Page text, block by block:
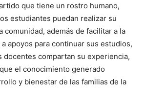
que tiene un rostro humano,
estudiantes puedan realizar su
comunidad, además de facilitar a la
apoyos para continuar sus estudios,
docentes compartan su experiencia,
el conocimiento generado
y bienestar de las familias de la